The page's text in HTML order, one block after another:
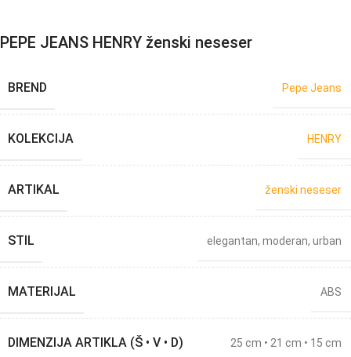
PEPE JEANS HENRY ženski neseser
BREND Pepe Jeans
KOLEKCIJA HENRY
ARTIKAL ženski neseser
STIL elegantan, moderan, urban
MATERIJAL ABS
DIMENZIJA ARTIKLA (Š • V • D) 25 cm • 21 cm • 15 cm